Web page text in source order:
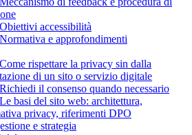
accessibilità
e approfondimenti
rispettare la privacy sin dalla
di un sito o servizio digitale
il consenso quando necessario
basi del sito web: architettura,
privacy, riferimenti DPO
e strategia